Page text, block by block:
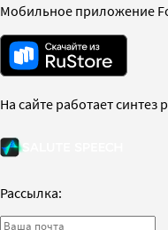
Мобильное приложение
На сайте работает синтез
Рассылка: